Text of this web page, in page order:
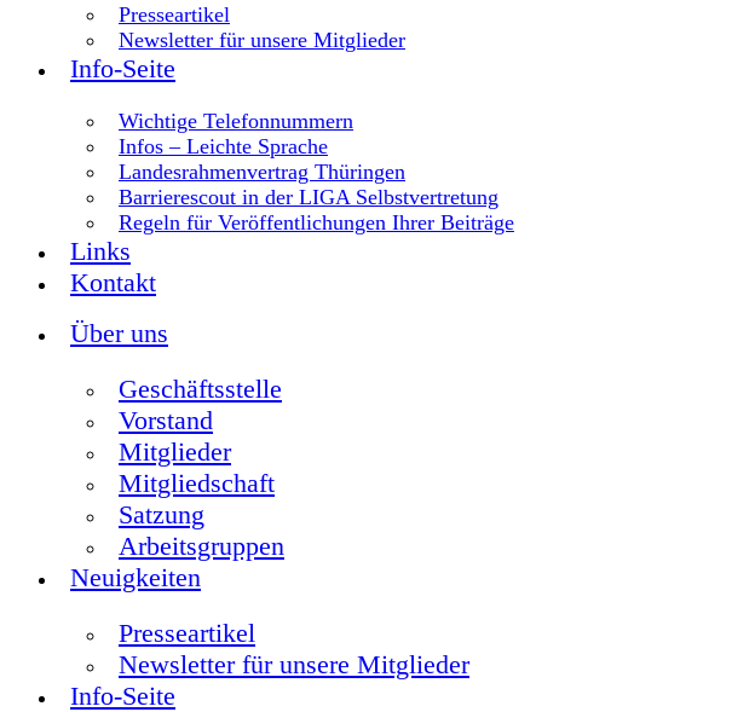
Presseartikel
Newsletter für unsere Mitglieder
Info-Seite
Wichtige Telefonnummern
Infos – Leichte Sprache
Landesrahmenvertrag Thüringen
Barrierescout in der LIGA Selbstvertretung
Regeln für Veröffentlichungen Ihrer Beiträge
Links
Kontakt
Über uns
Geschäftsstelle
Vorstand
Mitglieder
Mitgliedschaft
Satzung
Arbeitsgruppen
Neuigkeiten
Presseartikel
Newsletter für unsere Mitglieder
Info-Seite